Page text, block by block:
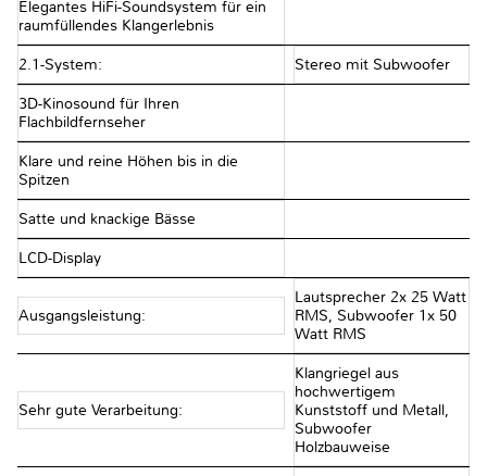
Elegantes HiFi-Soundsystem für ein
raumfüllendes Klangerlebnis
2.1-System: Stereo mit Subwoofer
3D-Kinosound für Ihren
Flachbildfernseher
Klare und reine Höhen bis in die
Spitzen
Satte und knackige Bässe
LCD-Display
Ausgangsleistung:
Lautsprecher 2x 25 Watt
RMS, Subwoofer 1x 50
Watt RMS
Sehr gute Verarbeitung:
Klangriegel aus
hochwertigem
Kunststoff und Metall,
Subwoofer
Holzbauweise